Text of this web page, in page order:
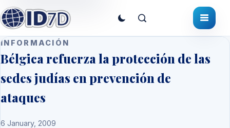
INFORMACIÓN
Bélgica refuerza la protección de las
sedes judías en prevención de
ataques
6 January, 2009